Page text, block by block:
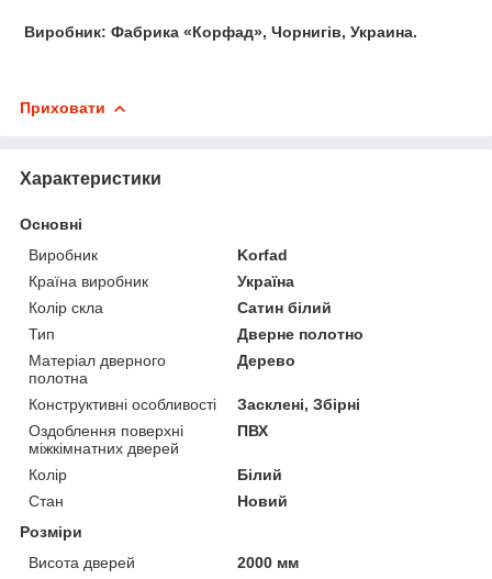
Виробник: Фабрика «Корфад», Чорнигів, Украина.
Приховати
Характеристики
Основні
Виробник
Korfad
Країна виробник
Україна
Колір скла
Сатин білий
Тип
Дверне полотно
Матеріал дверного
полотна
Дерево
Конструктивні особливості
Засклені, Збірні
Оздоблення поверхні
міжкімнатних дверей
ПВХ
Колір
Білий
Стан
Новий
Розміри
Висота дверей
2000 мм